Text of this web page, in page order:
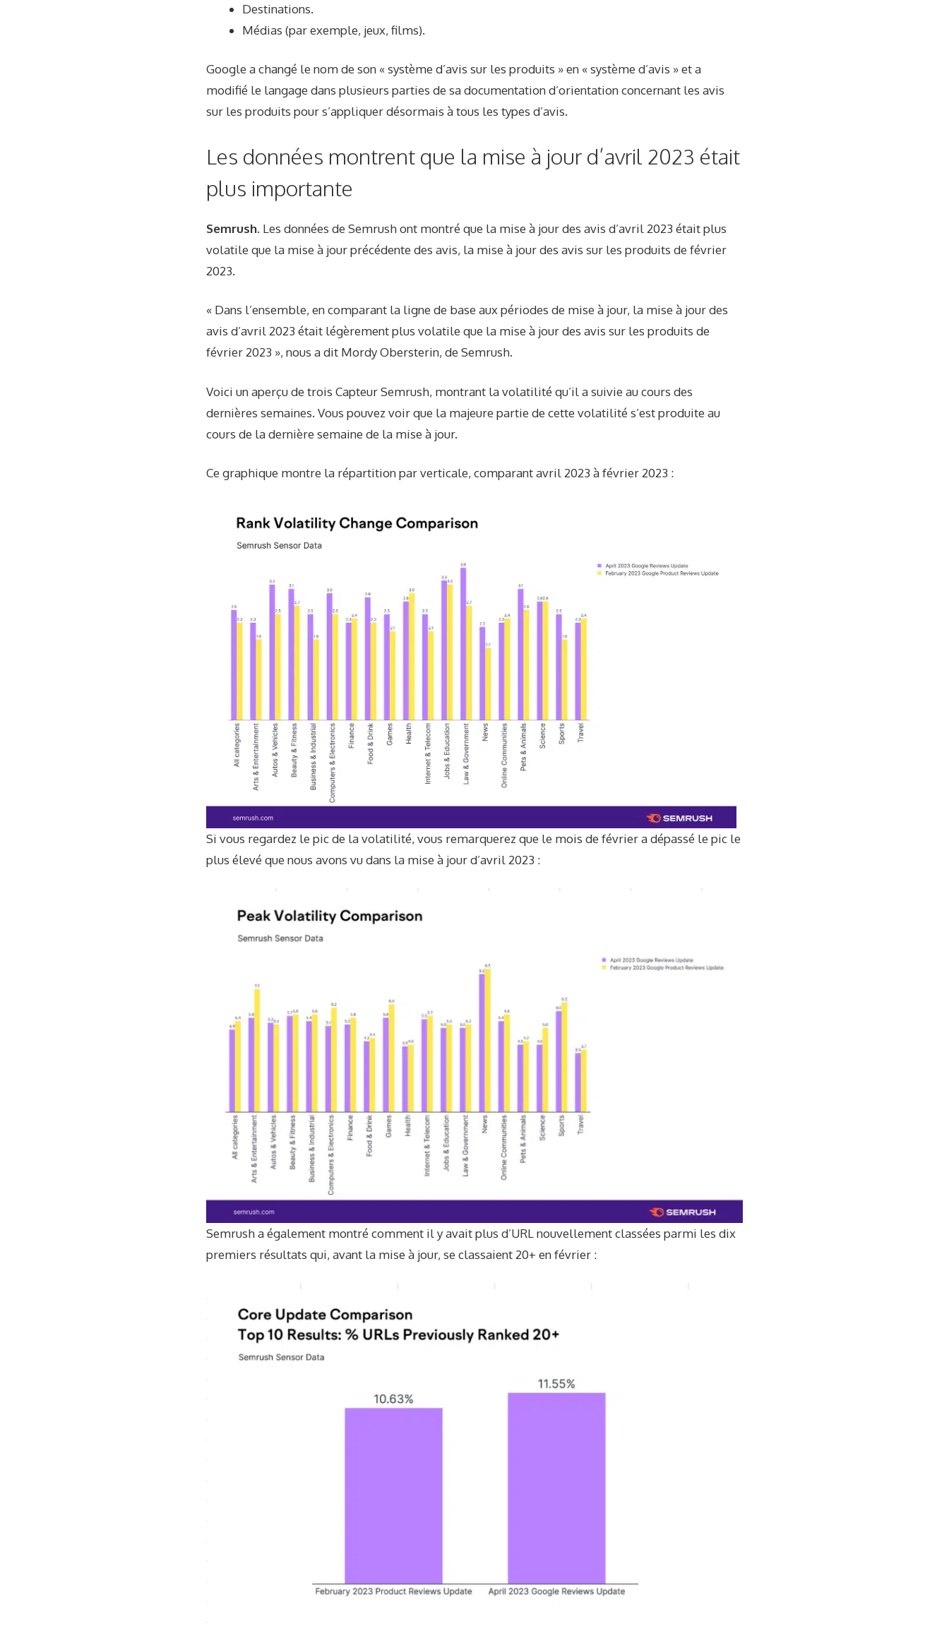
Destinations.
Médias (par exemple, jeux, films).
Google a changé le nom de son « système d’avis sur les produits » en « système d’avis » et a
modifié le langage dans plusieurs parties de sa documentation d’orientation concernant les avis
sur les produits pour s’appliquer désormais à tous les types d’avis.
Les données montrent que la mise à jour d’avril 2023 était
plus importante
Semrush. Les données de Semrush ont montré que la mise à jour des avis d’avril 2023 était plus
volatile que la mise à jour précédente des avis, la mise à jour des avis sur les produits de février
2023.
« Dans l’ensemble, en comparant la ligne de base aux périodes de mise à jour, la mise à jour des
avis d’avril 2023 était légèrement plus volatile que la mise à jour des avis sur les produits de
février 2023 », nous a dit Mordy Obersterin, de Semrush.
Voici un aperçu de trois Capteur Semrush, montrant la volatilité qu’il a suivie au cours des
dernières semaines. Vous pouvez voir que la majeure partie de cette volatilité s’est produite au
cours de la dernière semaine de la mise à jour.
Ce graphique montre la répartition par verticale, comparant avril 2023 à février 2023 :
Si vous regardez le pic de la volatilité, vous remarquerez que le mois de février a dépassé le pic le
plus élevé que nous avons vu dans la mise à jour d’avril 2023 :
Semrush a également montré comment il y avait plus d’URL nouvellement classées parmi les dix
premiers résultats qui, avant la mise à jour, se classaient 20+ en février :